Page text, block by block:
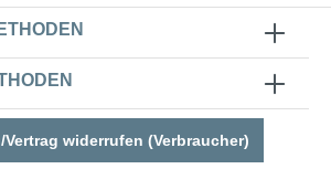
widerrufen (Verbraucher)